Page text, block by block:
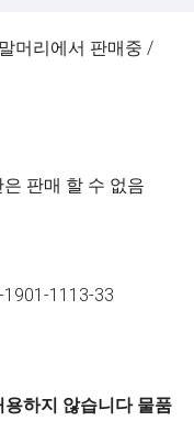
게
게
머리에서 판매중 /
판매 할 수 없음
1113-33
하지 않습니다 물품